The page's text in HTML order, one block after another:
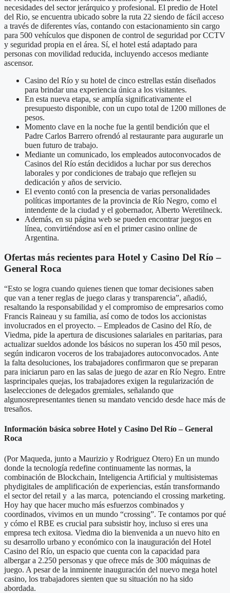
necesidades del sector jerárquico y profesional. El predio de Hotel
del Rio, se encuentra ubicado sobre la ruta 22 siendo de fácil acceso
a través de diferentes vías, contando con estacionamiento sin cargo
para 500 vehículos que disponen de control de seguridad por CCTV
y seguridad propia en el área. Sí, el hotel está adaptado para
personas con movilidad reducida, incluyendo accesos mediante
ascensor.
Casino del Río y su hotel de cinco estrellas están diseñados
para brindar una experiencia única a los visitantes.
En esta nueva etapa, se amplía significativamente el
presupuesto disponible, con un cupo total de 1200 millones de
pesos.
Momento clave en la noche fue la gentil bendición que el
Padre Carlos Barrero ofrendó al restaurante para augurarle un
buen futuro de trabajo.
Mediante un comunicado, los empleados autoconvocados de
Casinos del Río están decididos a luchar por sus derechos
laborales y por condiciones de trabajo que reflejen su
dedicación y años de servicio.
El evento contó con la presencia de varias personalidades
políticas importantes de la provincia de Río Negro, como el
intendente de la ciudad y el gobernador, Alberto Weretilneck.
Además, en su página web se pueden encontrar juegos en
línea, convirtiéndose así en el primer casino online de
Argentina.
Ofertas más recientes para Hotel y Casino Del Río –
General Roca
“Esto se logra cuando quienes tienen que tomar decisiones saben
que van a tener reglas de juego claras y transparencia”, añadió,
resaltando la responsabilidad y el compromiso de empresarios como
Francis Raineau y su familia, así como de todos los accionistas
involucrados en el proyecto. – Empleados de Casino del Río, de
Viedma, pide la apertura de discusiones salariales en paritarias, para
actualizar sueldos adonde los básicos no superan los 450 mil pesos,
según indicaron voceros de los trabajadores autoconvocados. Ante
la falta desoluciones, los trabajadores confirmaron que se preparan
para iniciarun paro en las salas de juego de azar en Río Negro. Entre
lasprincipales quejas, los trabajadores exigen la regularización de
laselecciones de delegados gremiales, señalando que
algunosrepresentantes tienen su mandato vencido desde hace más de
tresaños.
Información básica sobree Hotel y Casino Del Río – General
Roca
(Por Maqueda, junto a Maurizio y Rodriguez Otero) En un mundo
donde la tecnología redefine continuamente las normas, la
combinación de Blockchain, Inteligencia Artificial y multisistemas
phydigitales de amplificación de experiencias, están transformando
el sector del retail y a las marca, potenciando el crossing marketing.
Hoy hay que hacer mucho más esfuerzos combinados y
coordinados, vivimos en un mundo “crossing”. Te contamos por qué
y cómo el RBE es crucial para subsistir hoy, incluso si eres una
empresa tech exitosa. Viedma dio la bienvenida a un nuevo hito en
su desarrollo urbano y económico con la inauguración del Hotel
Casino del Río, un espacio que cuenta con la capacidad para
albergar a 2.250 personas y que ofrece más de 300 máquinas de
juego. A pesar de la inminente inauguración del nuevo mega hotel
casino, los trabajadores sienten que su situación no ha sido
abordada.